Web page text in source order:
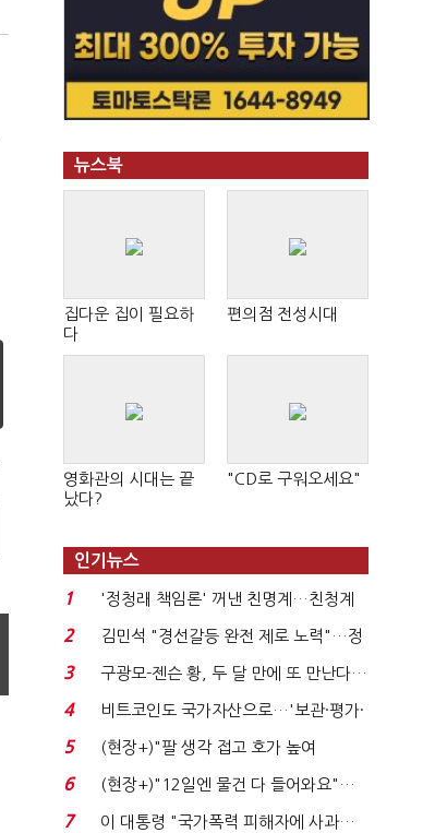
뉴스북
집다운 집이 필요하
다
편의점 전성시대
영화관의 시대는 끝
났다?
"CD로 구워오세요"
인기뉴스
1
'정청래 책임론' 꺼낸 친명계…친청계
는 추가투표 때리기...
2
김민석 "경선갈등 완전 제로 노력"…정
청래 "반명 공세 사...
3
구광모-젠슨 황, 두 달 만에 또 만난다…
로봇·AI 등 논...
4
비트코인도 국가자산으로…'보관·평가·
처분' 기준은 ...
5
(현장+)"팔 생각 접고 호가 높여
요"…'덜 똘똘한 한 채' 20...
6
(현장+)"12일엔 물건 다 들어와요"…
빈 매대 채우며 문 연 ...
7 이 대통령 "국가폭력 피해자에 사과…